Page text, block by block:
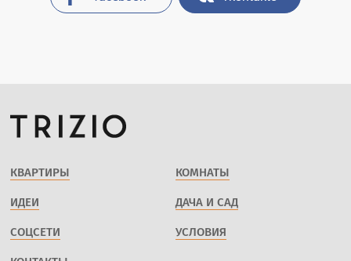
КВАРТИРЫ КОМНАТЫ
ИДЕИ ДАЧА И САД
СОЦСЕТИ УСЛОВИЯ